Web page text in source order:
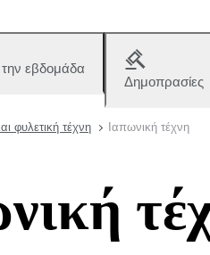
εβδομάδα
Δημοπρασίες
φυλετική τέχνη Ιαπωνική τέχνη